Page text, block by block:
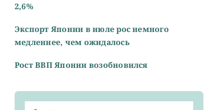
2,6%
Экспорт Японии в июле рос немного
медленнее, чем ожидалось
Рост ВВП Японии возобновился